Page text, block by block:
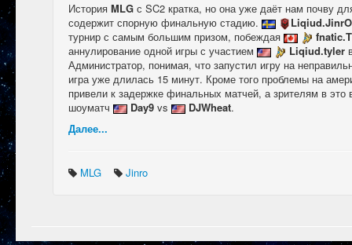
История MLG с SC2 кратка, но она уже даёт нам почву
содержит спорную финальную стадию.
турнир с самым большим призом, побеждая
аннулирование одной игры с участием
Liqiud.tyler
Администратор, понимая, что запустил игру на
игра уже длилась 15 минут. Кроме того проблемы на
привели к задержке финальных матчей, а зрителям в
шоуматч
Day9 vs DJWheat.
Далее...
MLG Jinro